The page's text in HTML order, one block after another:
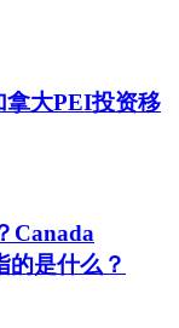
拿大PEI投资移
Canada
的是什么？